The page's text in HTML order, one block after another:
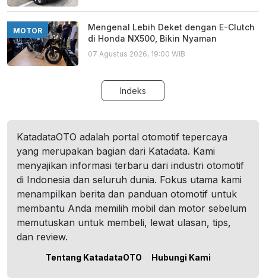
MOTOR
Mengenal Lebih Deket dengan E-Clutch
di Honda NX500, Bikin Nyaman
07 Agustus 2026, 19:00 WIB
Indeks
KatadataOTO adalah portal otomotif tepercaya
yang merupakan bagian dari Katadata. Kami
menyajikan informasi terbaru dari industri otomotif
di Indonesia dan seluruh dunia. Fokus utama kami
menampilkan berita dan panduan otomotif untuk
membantu Anda memilih mobil dan motor sebelum
memutuskan untuk membeli, lewat ulasan, tips,
dan review.
Tentang KatadataOTO Hubungi Kami